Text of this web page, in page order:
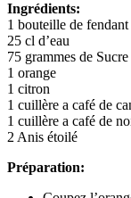
Ingrédients:
1 bouteille de
25 cl d’eau
75 grammes de Sucre
1 orange
1 citron
1 cuillère a café de
1 cuillère a café de
2 Anis étoilé
Préparation: